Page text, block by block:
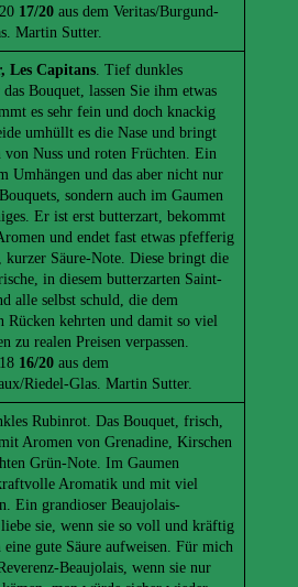
17/20 aus dem Veritas/Burgund-
Martin Sutter.
Les Capitans . Tief dunkles
Bouquet, lassen Sie ihm etwas
es sehr fein und doch knackig
umhüllt es die Nase und bringt
von Nuss und roten Früchten. Ein
Umhängen und das aber nicht nur
sondern auch im Gaumen
Er ist erst butterzart, bekommt
und endet fast etwas pfefferig
kurzer Säure-Note. Diese bringt die
in diesem butterzarten Saint-
alle selbst schuld, die dem
Rücken kehrten und damit so viel
zu realen Preisen verpassen.
16/20 aus dem
Riedel-Glas. Martin Sutter.
Rubinrot. Das Bouquet, frisch,
Aromen von Grenadine, Kirschen
Grün-Note. Im Gaumen
Aromatik und mit viel
Ein grandioser Beaujolais-
sie, wenn sie so voll und kräftig
eine gute Säure aufweisen. Für mich
Beaujolais, wenn sie nur